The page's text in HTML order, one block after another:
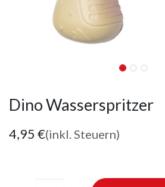
Dino Wasserspritzer
4,95 €(inkl. Steuern)